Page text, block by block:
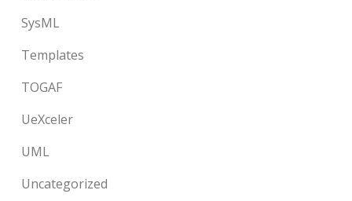
SysML
Templates
TOGAF
UeXceler
UML
Uncategorized